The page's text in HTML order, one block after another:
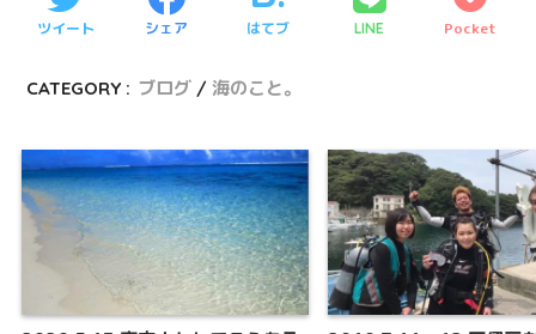
ツイート シェア はてブ LINE Pocket
CATEGORY : ブログ 海のこと。